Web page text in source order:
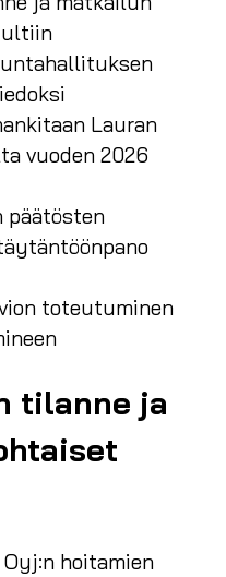
Lauran
vuoden 2026
päätösten
toteutuminen
tilanne ja
hoitamien